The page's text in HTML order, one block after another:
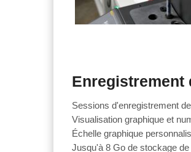
Enregistrement
Sessions d'enregistrement
Visualisation graphique et
Échelle graphique
Jusqu'à 8 Go de stockage de